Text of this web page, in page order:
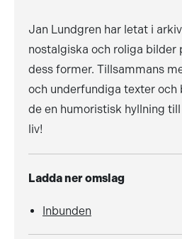
Jan Lundgren har letat i
nostalgiska och roliga bilder
dess former. Tillsammans
och underfundiga texter
de en humoristisk hyllning
liv!
Ladda ner omslag
Inbunden